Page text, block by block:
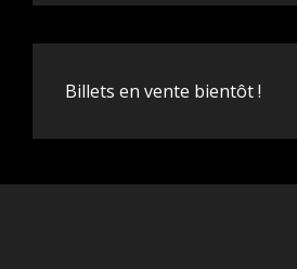
Billets en vente bientôt !